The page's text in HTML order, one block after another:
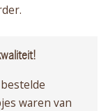
waren van